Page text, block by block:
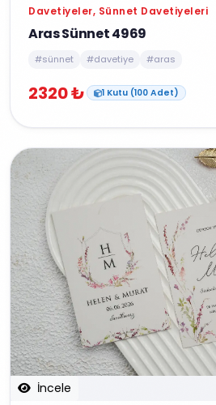
Davetiyeler, Sünnet Davetiyeleri
Aras Sünnet 4969
#sünnet #davetiye #aras
2320 ₺ 1 Kutu (100 Adet)
İncele